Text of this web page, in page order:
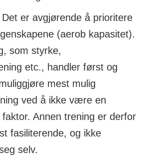
Det er avgjørende å prioritere
(aerob kapasitet).
som styrke,
etc., handler først og
mest mulig
ved å ikke være en
faktor. Annen trening er derfor
fasiliterende, og ikke
selv.